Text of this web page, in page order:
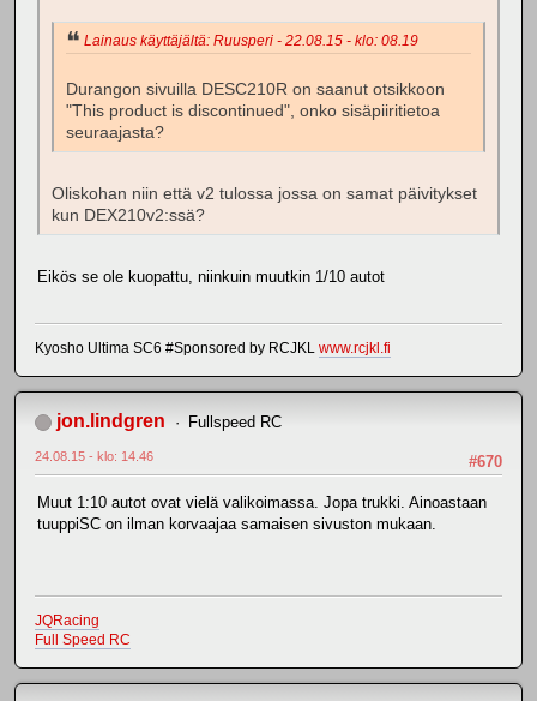
Lainaus käyttäjältä: Ruusperi - 22.08.15 - klo: 08.19
Durangon sivuilla DESC210R on saanut otsikkoon
"This product is discontinued", onko sisäpiiritietoa
seuraajasta?
Oliskohan niin että v2 tulossa jossa on samat päivitykset
kun DEX210v2:ssä?
Eikös se ole kuopattu, niinkuin muutkin 1/10 autot
Kyosho Ultima SC6 #Sponsored by RCJKL www.rcjkl.fi
jon.lindgren Fullspeed RC
#670
24.08.15 - klo: 14.46
Muut 1:10 autot ovat vielä valikoimassa. Jopa trukki. Ainoastaan
tuuppiSC on ilman korvaajaa samaisen sivuston mukaan.
JQRacing
Full Speed RC